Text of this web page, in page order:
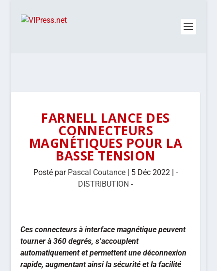
FARNELL LANCE DES
CONNECTEURS
MAGNÉTIQUES POUR LA
BASSE TENSION
Posté par Pascal Coutance| 5 Déc 2022| -
DISTRIBUTION -
Ces connecteurs à interface magnétique peuvent
tourner à 360 degrés, s’accouplent
automatiquement et permettent une déconnexion
rapide, augmentant ainsi la sécurité et la facilité